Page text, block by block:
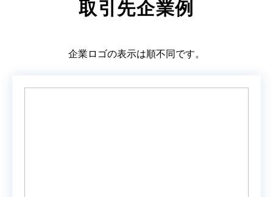
取引先企業例
企業ロゴの表示は順不同です。